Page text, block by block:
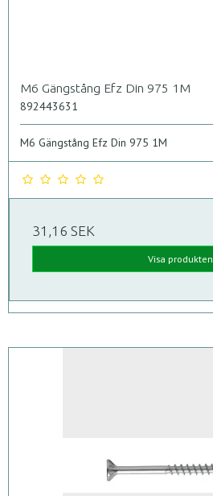
M6 Gängstång Efz Din 975 1M
892443631
M6 Gängstång Efz Din 975 1M
31,16 SEK
Visa produkten